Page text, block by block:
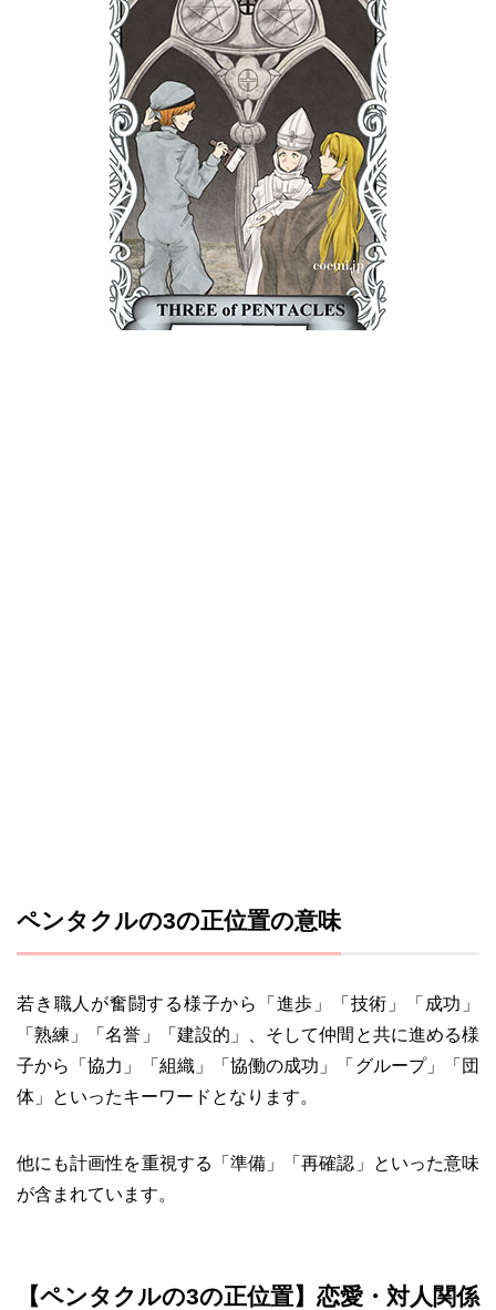
ペンタクルの3の正位置の意味
若き職人が奮闘する様子から「進歩」「技術」「成功」
「熟練」「名誉」「建設的」、そして仲間と共に進める様
子から「協力」「組織」「協働の成功」「グループ」「団
体」といったキーワードとなります。
他にも計画性を重視する「準備」「再確認」といった意味
が含まれています。
【ペンタクルの3の正位置】恋愛・対人関係